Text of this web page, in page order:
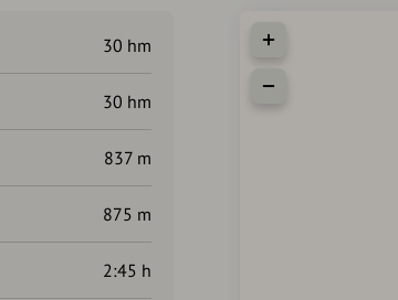
30 hm
30 hm
837 m
875 m
2:45 h